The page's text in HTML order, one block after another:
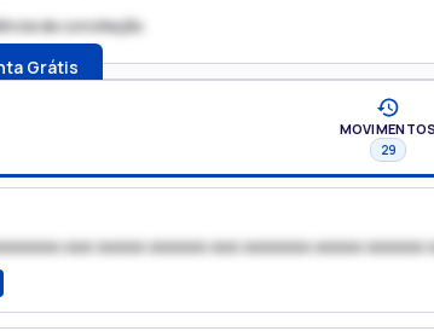
de conciliação
Grátis
MOVIMENTOS
29
xxx xxxxx xxxxxx xxx xxxxxxx xxxxx xxxxxx